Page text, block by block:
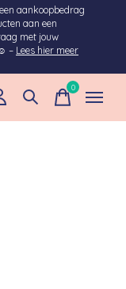
aankoopbedrag
aan een
met jouw
– Lees hier meer
0items